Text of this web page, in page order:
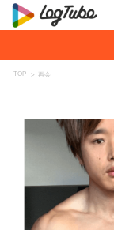
TOP > 再会